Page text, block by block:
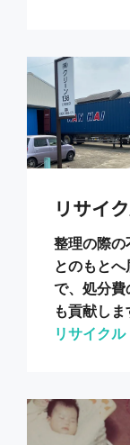
リサイ
整理の際の
とのもと
で、処分費
も貢献しま
リサイク